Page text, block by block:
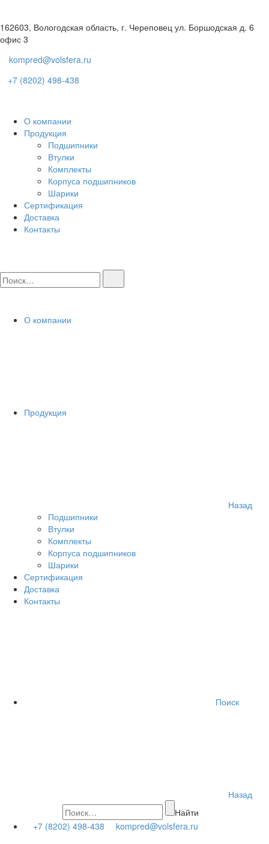
162603, Вологодская область, г. Череповец ул. Боршодская д. 6
офис 3
kompred@volsfera.ru
+7 (8202) 498-438
О компании
Продукция
Подшипники
Втулки
Комплекты
Корпуса подшипников
Шарики
Сертификация
Доставка
Контакты
О компании
Продукция
Назад
Подшипники
Втулки
Комплекты
Корпуса подшипников
Шарики
Сертификация
Доставка
Контакты
Поиск
Назад
Найти
+7 (8202) 498-438
kompred@volsfera.ru